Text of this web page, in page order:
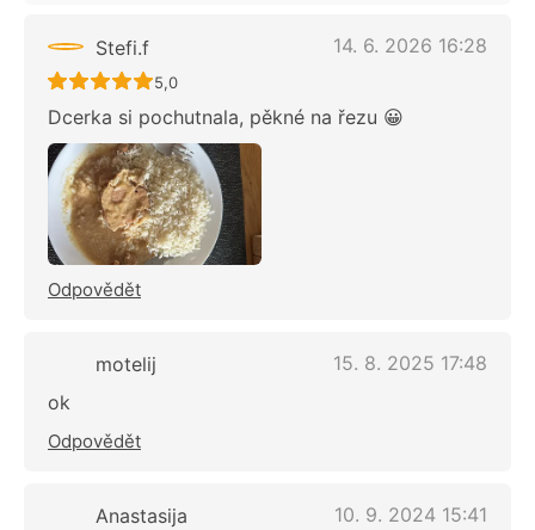
Stefi.f 14. 6. 2026 16:28
Recept ještě nebyl hodnocen
5,0
Dcerka si pochutnala, pěkné na řezu 😀
Odpovědět
motelij
15. 8. 2025 17:48
ok
Odpovědět
Anastasija 10. 9. 2024 15:41